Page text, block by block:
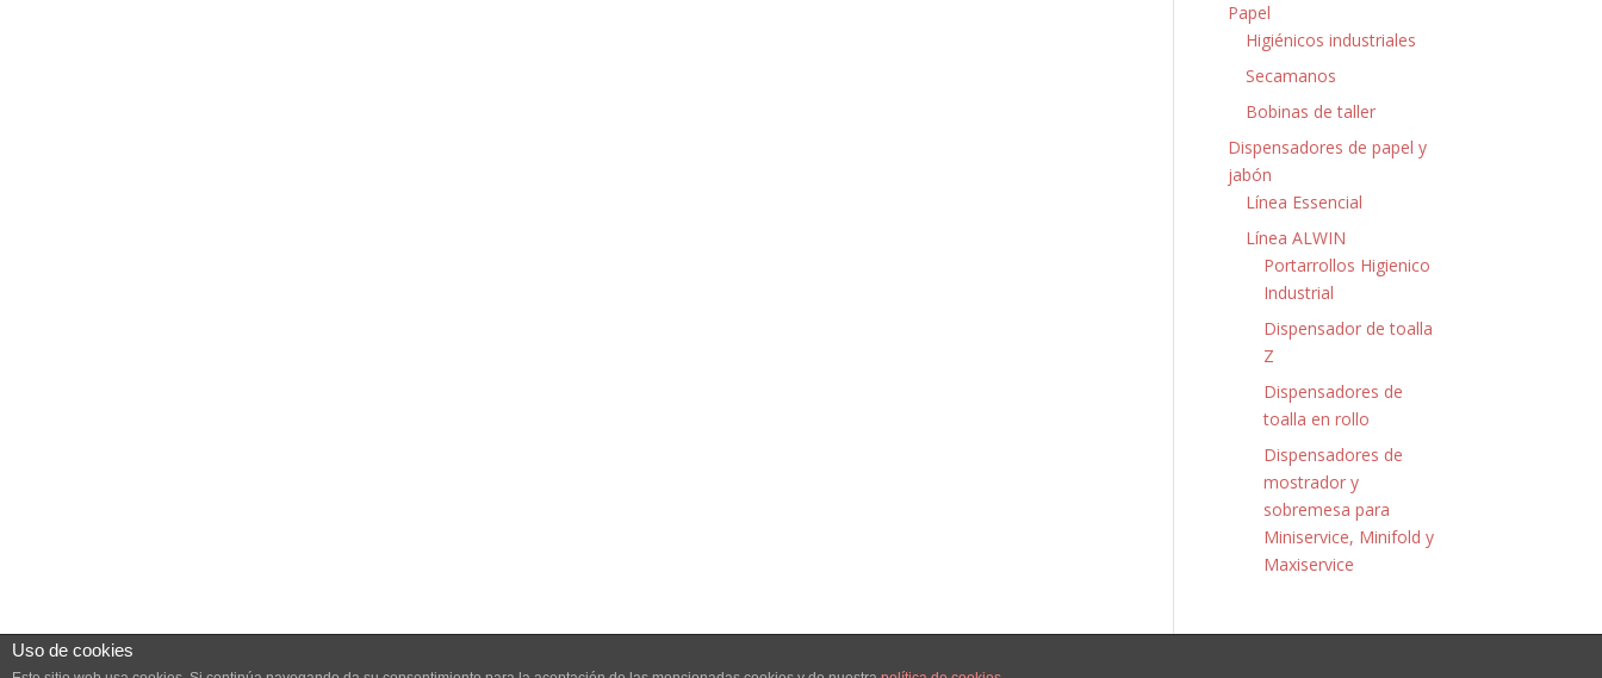
Papel
Higiénicos industriales
Secamanos
Bobinas de taller
Dispensadores de papel y
jabón
Línea Essencial
Línea ALWIN
Portarrollos Higienico
Industrial
Dispensador de toalla
Z
Dispensadores de
toalla en rollo
Dispensadores de
mostrador y
sobremesa para
Miniservice, Minifold y
Maxiservice
Uso de cookies